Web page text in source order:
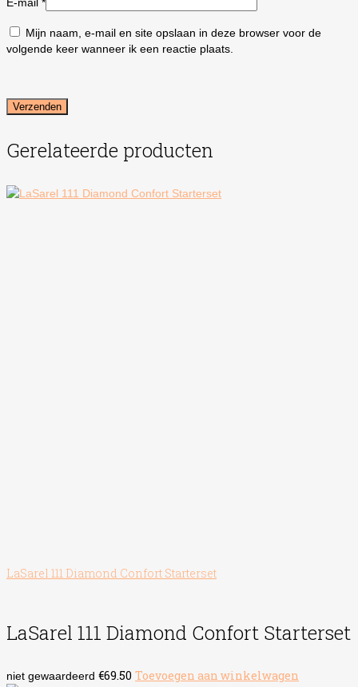
E-mail *
Mijn naam, e-mail en site opslaan in deze browser voor de
volgende keer wanneer ik een reactie plaats.
Gerelateerde producten
LaSarel 111 Diamond Confort Starterset
LaSarel 111 Diamond Confort Starterset
niet gewaardeerd €69.50 Toevoegen aan winkelwagen